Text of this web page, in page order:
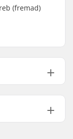
(fremad)
(NNN)